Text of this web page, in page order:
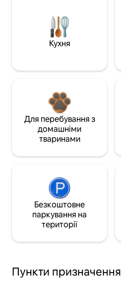
Кухня
Для перебування з
домашніми
тваринами
Безкоштовне
паркування на
території
Пункти призначення